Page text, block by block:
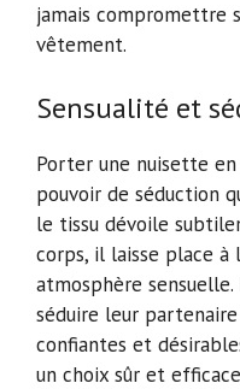
jamais compromettre
vêtement.
Sensualité et
Porter une nuisette
pouvoir de séduction
le tissu dévoile
corps, il laisse place à
atmosphère
séduire leur
confiantes et
un choix sûr et